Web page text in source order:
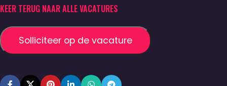
KEER TERUG NAAR ALLE VACATURES